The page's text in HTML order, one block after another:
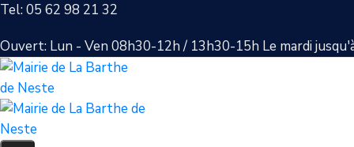
Tel: 05 62 98 21 32
Ouvert: Lun - Ven 08h30-12h / 13h30-15h Le mardi